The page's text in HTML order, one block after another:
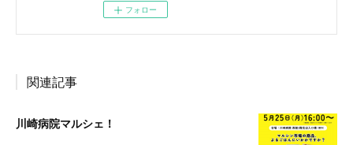
フォロー
関連記事
川崎病院マルシェ！